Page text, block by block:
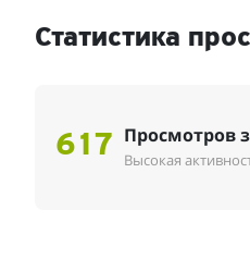
Статистика
617 Просмотров
Высокая